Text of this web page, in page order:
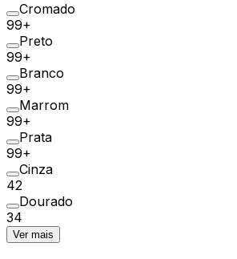
Cromado
99+
Preto
99+
Branco
99+
Marrom
99+
Prata
99+
Cinza
42
Dourado
34
Ver mais